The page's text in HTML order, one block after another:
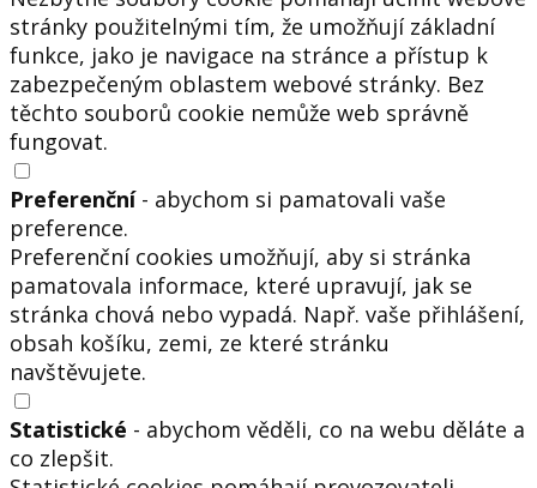
stránky použitelnými tím, že umožňují základní
funkce, jako je navigace na stránce a přístup k
zabezpečeným oblastem webové stránky. Bez
těchto souborů cookie nemůže web správně
fungovat.
Preferenční- abychom si pamatovali vaše
preference.
Preferenční cookies umožňují, aby si stránka
pamatovala informace, které upravují, jak se
stránka chová nebo vypadá. Např. vaše přihlášení,
obsah košíku, zemi, ze které stránku
navštěvujete.
Statistické - abychom věděli, co na webu děláte a
co zlepšit.